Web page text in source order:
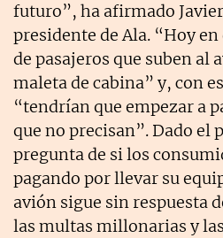
futuro”, ha afirmado
presidente de Ala. “Hoy
de pasajeros que suben al
maleta de cabina” y, con
“tendrían que empezar a
que no precisan”. Dado el
pregunta de si los
pagando por llevar su
avión sigue sin respuesta
las multas millonarias y